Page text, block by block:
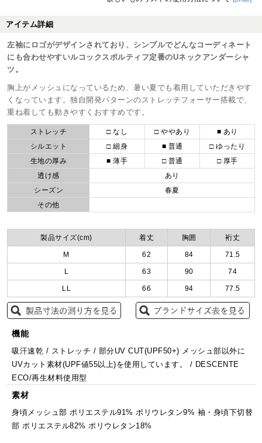
アイテム詳細
左袖にロゴがデザインされており、シンプルでどんなコーディネート
にも合わせやすいルコックスポルティフ定番のUネックアンダーシャ
ツ。
胸上がメッシュになっているため、暑い夏でも着用していただきやす
くなっています。独自開発パターンのストレッチフォーサー搭載で、
重ね着しても動きやすくおすすめです。
ストレッチ □ なし □ ややあり
■ あり
シルエット
□ 細身 ■ 普通
□ ゆったり
生地の厚み
■ 薄手 □ 普通
□ 厚手
透け感
あり
シーズン
春夏
その他
製品サイズ(cm) 着丈 胸囲 裄丈
M 62 84 71.5
L 63 90 74
LL 66 94 77.5
機能
吸汗速乾 / ストレッチ / 部分UV CUT(UPF50+) メッシュ部以外に
UVカット素材(UPF値55以上)を使用しています。 / DESCENTE
ECO/再生材料使用型
素材
身頃メッシュ部 ポリエステル91% ポリウレタン9% 袖・身頃下切替
部 ポリエステル82% ポリウレタン18%